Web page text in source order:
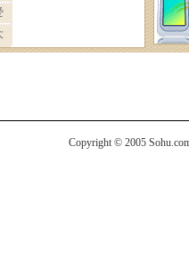
Copyright © 2005